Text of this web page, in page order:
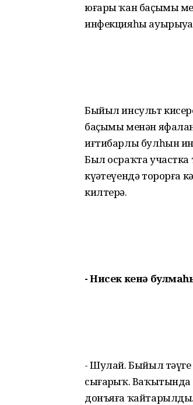
юғары ҡан баҫымы
инфекцияһы
Быйыл инсульт
баҫымы менән
иғтибарлы булһын
Был осраҡта участка
күҙәтеүендә торорға
килтерә.
- Нисек кенә
- Шулай. Быйыл
сығарҙыҡ.
донъяға